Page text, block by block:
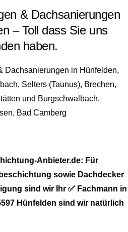
& Dachsanierungen
– Toll dass Sie uns
haben.
Anbieter.de: Für
sowie Dachdecker
sind wir Ihr ✅ Fachmann in
Hünfelden sind wir natürlich